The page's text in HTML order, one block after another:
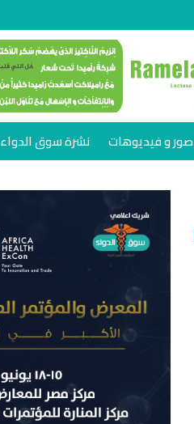
صور و فيديوهات نشرة سوق الدواء